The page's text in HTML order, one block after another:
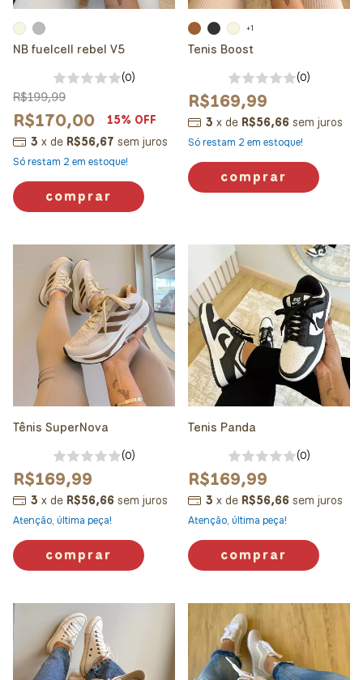
NB fuelcell rebel V5
(0)
R$170,00
R$199,99
15% OFF
3 x de R$56,67 sem juros
Só restam 2 em estoque!
comprar
Tenis Boost
(0)
R$169,99
3 x de R$56,66 sem juros
Só restam 2 em estoque!
+1
comprar
Tênis SuperNova
(0)
R$169,99
3 x de R$56,66 sem juros
Atenção, última peça!
comprar
Tenis Panda
(0)
R$169,99
3 x de R$56,66 sem juros
Atenção, última peça!
comprar